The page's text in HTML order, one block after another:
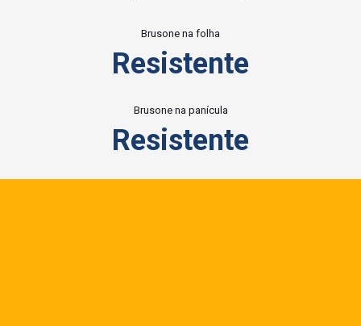
Brusone na folha
Resistente
Brusone na panícula
Resistente